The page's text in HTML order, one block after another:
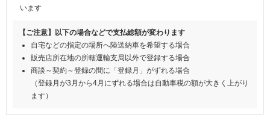
います
【ご注意】以下の場合などで支払総額が変わります
自宅などの指定の場所へ陸送納車を希望する場合
販売店所在地の所轄運輸支局以外で登録する場合
商談～契約～登録の間に「登録月」がずれる場合
（登録月が3月から4月にずれる場合は自動車税の額が大きく上がり
ます）